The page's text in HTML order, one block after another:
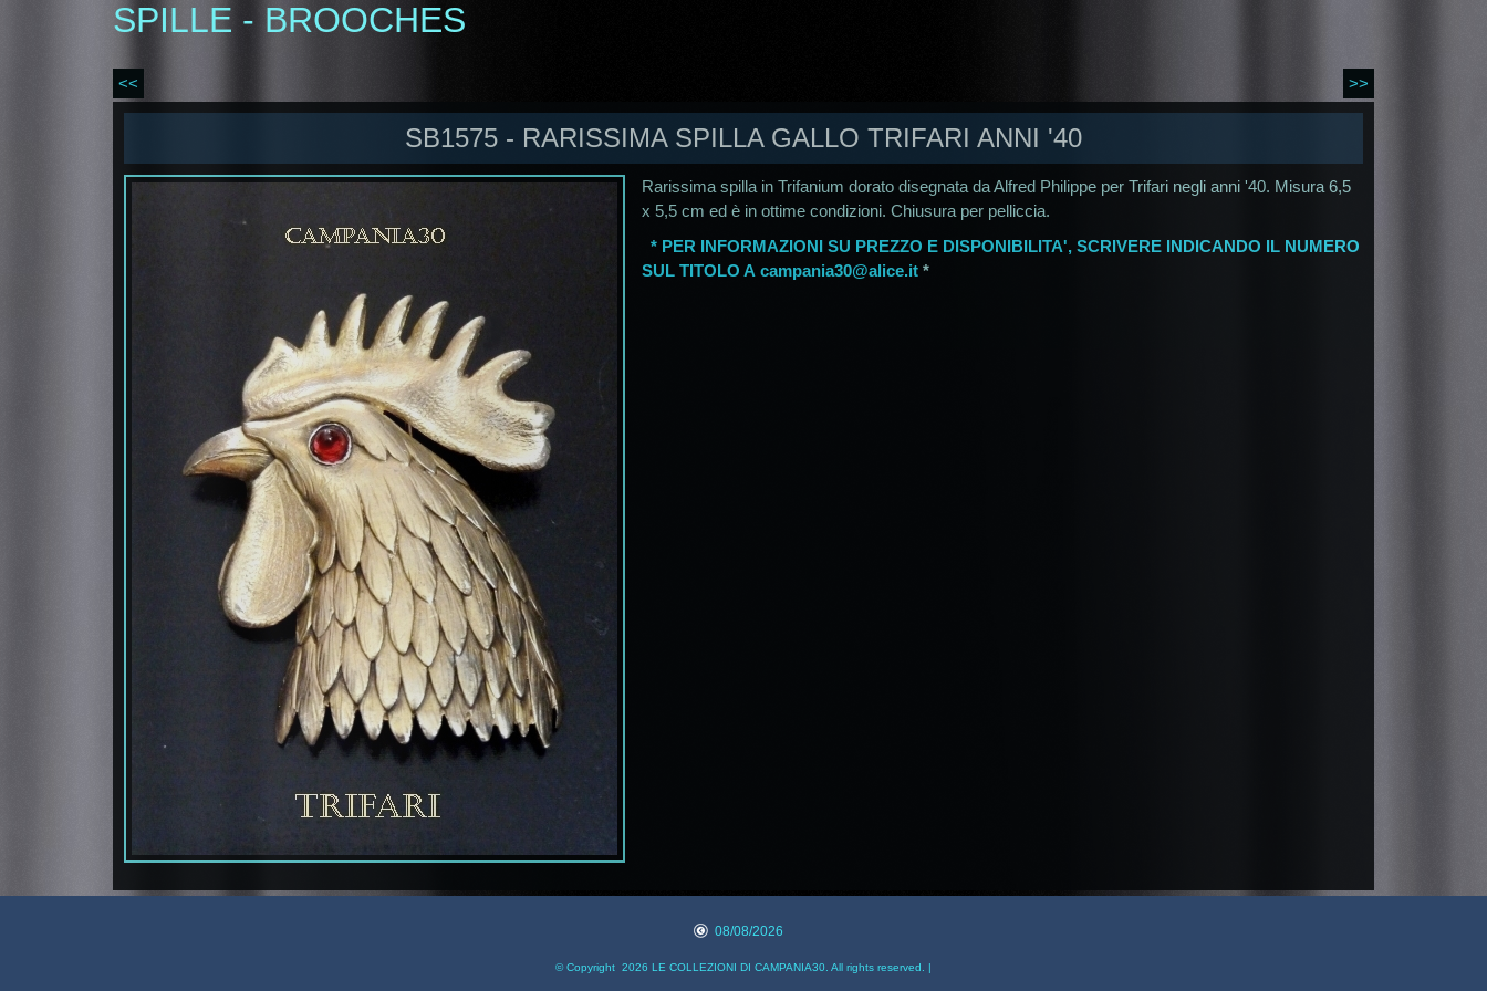
SPILLE - BROOCHES
<< >>
SB1575 - RARISSIMA SPILLA GALLO TRIFARI ANNI '40
Rarissima spilla in Trifanium dorato disegnata da Alfred Philippe per Trifari negli anni '40. Misura 6,5
x 5,5 cm ed è in ottime condizioni. Chiusura per pelliccia.
* PER INFORMAZIONI SU PREZZO E DISPONIBILITA', SCRIVERE INDICANDO IL NUMERO
SUL TITOLO A campania30@alice.it *
08/08/2026
© Copyright 2026 LE COLLEZIONI DI CAMPANIA30. All rights reserved. |